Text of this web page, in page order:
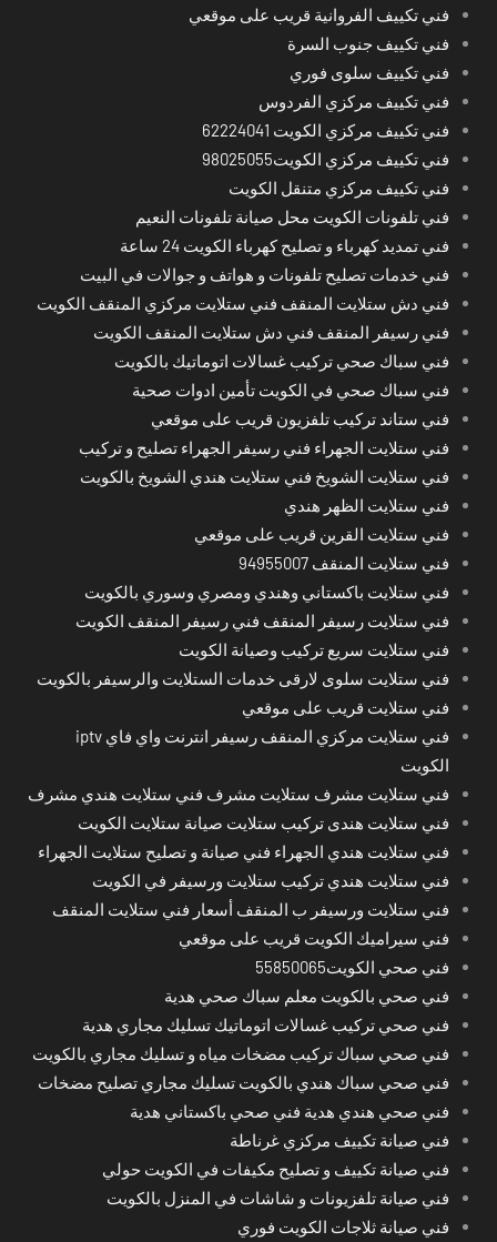
فني تكييف الفروانية قريب على موقعي
فني تكييف جنوب السرة
فني تكييف سلوى فوري
فني تكييف مركزي الفردوس
فني تكييف مركزي الكويت 62224041
فني تكييف مركزي الكويت98025055
فني تكييف مركزي متنقل الكويت
فني تلفونات الكويت محل صيانة تلفونات النعيم
فني تمديد كهرباء و تصليح كهرباء الكويت 24 ساعة
فني خدمات تصليح تلفونات و هواتف و جوالات في البيت
فني دش ستلايت المنقف فني ستلايت مركزي المنقف الكويت
فني رسيفر المنقف فني دش ستلايت المنقف الكويت
فني سباك صحي تركيب غسالات اتوماتيك بالكويت
فني سباك صحي في الكويت تأمين ادوات صحية
فني ستاند تركيب تلفزيون قريب على موقعي
فني ستلايت الجهراء فني رسيفر الجهراء تصليح و تركيب
فني ستلايت الشويخ فني ستلايت هندي الشويخ بالكويت
فني ستلايت الظهر هندي
فني ستلايت القرين قريب على موقعي
فني ستلايت المنقف 94955007
فني ستلايت باكستاني وهندي ومصري وسوري بالكويت
فني ستلايت رسيفر المنقف فني رسيفر المنقف الكويت
فني ستلايت سريع تركيب وصيانة الكويت
فني ستلايت سلوى لارقى خدمات الستلايت والرسيفر بالكويت
فني ستلايت قريب على موقعي
فني ستلايت مركزي المنقف رسيفر انترنت واي فاي iptv
الكويت
فني ستلايت مشرف ستلايت مشرف فني ستلايت هندي مشرف
فني ستلايت هندى تركيب ستلايت صيانة ستلايت الكويت
فني ستلايت هندي الجهراء فني صيانة و تصليح ستلايت الجهراء
فني ستلايت هندي تركيب ستلايت ورسيفر في الكويت
فني ستلايت ورسيفر ب المنقف أسعار فني ستلايت المنقف
فني سيراميك الكويت قريب على موقعي
فني صحي الكويت55850065
فني صحي بالكويت معلم سباك صحي هدية
فني صحي تركيب غسالات اتوماتيك تسليك مجاري هدية
فني صحي سباك تركيب مضخات مياه و تسليك مجاري بالكويت
فني صحي سباك هندي بالكويت تسليك مجاري تصليح مضخات
فني صحي هندي هدية فني صحي باكستاني هدية
فني صيانة تكييف مركزي غرناطة
فني صيانة تكييف و تصليح مكيفات في الكويت حولي
فني صيانة تلفزيونات و شاشات في المنزل بالكويت
فني صيانة ثلاجات الكويت فوري